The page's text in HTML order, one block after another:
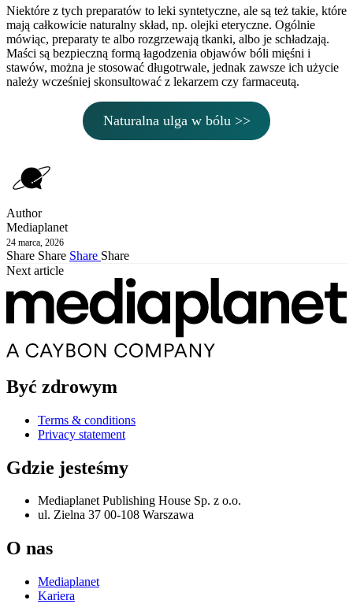
Niektóre z tych preparatów to leki syntetyczne, ale są też takie, które
mają całkowicie naturalny skład, np. olejki eteryczne. Ogólnie
mówiąc, preparaty te albo rozgrzewają tkanki, albo je schładzają.
Maści są bezpieczną formą łagodzenia objawów bóli mięśni i
stawów, można je stosować długotrwale, jednak zawsze ich użycie
należy wcześniej skonsultować z lekarzem czy farmaceutą.
Naturalna ulga w bólu >>
Author
Mediaplanet
24 marca, 2026
Share Share Share Share
Next article
Być zdrowym
Terms & conditions
Privacy statement
Gdzie jesteśmy
Mediaplanet Publishing House Sp. z o.o.
ul. Zielna 37 00-108 Warszawa
O nas
Mediaplanet
Kariera